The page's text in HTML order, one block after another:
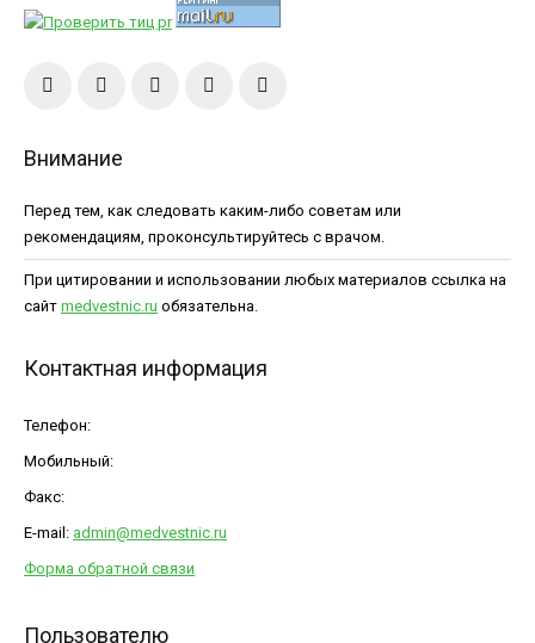
Внимание
Перед тем, как следовать каким-либо советам или
рекомендациям, проконсультируйтесь с врачом.
При цитировании и использовании любых материалов ссылка на
сайт medvestnic.ru обязательна.
Контактная информация
Телефон:
Мобильный:
Факс:
E-mail: admin@medvestnic.ru
Форма обратной связи
Пользователю